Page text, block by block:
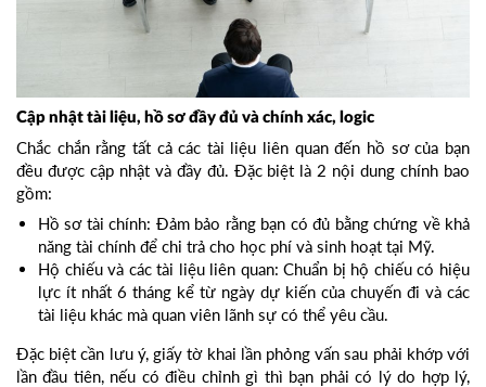
Cập nhật tài liệu, hồ sơ đầy đủ và chính xác, logic
Chắc chắn rằng tất cả các tài liệu liên quan đến hồ sơ của bạn
đều được cập nhật và đầy đủ. Đặc biệt là 2 nội dung chính bao
gồm:
Hồ sơ tài chính: Đảm bảo rằng bạn có đủ bằng chứng về khả
năng tài chính để chi trả cho học phí và sinh hoạt tại Mỹ.
Hộ chiếu và các tài liệu liên quan: Chuẩn bị hộ chiếu có hiệu
lực ít nhất 6 tháng kể từ ngày dự kiến của chuyến đi và các
tài liệu khác mà quan viên lãnh sự có thể yêu cầu.
Đặc biệt cần lưu ý, giấy tờ khai lần phỏng vấn sau phải khớp với
lần đầu tiên, nếu có điều chỉnh gì thì bạn phải có lý do hợp lý,